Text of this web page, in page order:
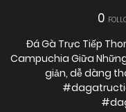
0
Đá Gà Trực Tiếp
Campuchia Giữa
giản, dễ dàng